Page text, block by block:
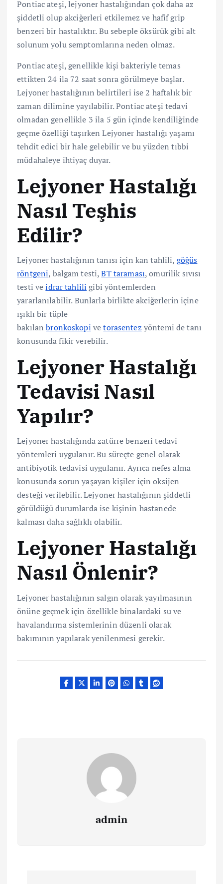
Pontiac ateşi, lejyoner hastalığından çok daha az
şiddetli olup akciğerleri etkilemez ve hafif grip
benzeri bir hastalıktır. Bu sebeple öksürük gibi alt
solunum yolu semptomlarına neden olmaz.
Pontiac ateşi, genellikle kişi bakteriyle temas
ettikten 24 ila 72 saat sonra görülmeye başlar.
Lejyoner hastalığının belirtileri ise 2 haftalık bir
zaman dilimine yayılabilir. Pontiac ateşi tedavi
olmadan genellikle 3 ila 5 gün içinde kendiliğinde
geçme özelliği taşırken Lejyoner hastalığı yaşamı
tehdit edici bir hale gelebilir ve bu yüzden tıbbi
müdahaleye ihtiyaç duyar.
Lejyoner Hastalığı
Nasıl Teşhis
Edilir?
Lejyoner hastalığının tanısı için kan tahlili, göğüs
röntgeni, balgam testi,BT taraması, omurilik sıvısı
testi veidrar tahlili gibi yöntemlerden
yararlanılabilir. Bunlarla birlikte akciğerlerin içine
ışıklı bir tüple
bakılanbronkoskopi vetorasentez yöntemi de tanı
konusunda fikir verebilir.
Lejyoner Hastalığı
Tedavisi Nasıl
Yapılır?
Lejyoner hastalığında zatürre benzeri tedavi
yöntemleri uygulanır. Bu süreçte genel olarak
antibiyotik tedavisi uygulanır. Ayrıca nefes alma
konusunda sorun yaşayan kişiler için oksijen
desteği verilebilir. Lejyoner hastalığının şiddetli
görüldüğü durumlarda ise kişinin hastanede
kalması daha sağlıklı olabilir.
Lejyoner Hastalığı
Nasıl Önlenir?
Lejyoner hastalığının salgın olarak yayılmasının
önüne geçmek için özellikle binalardaki su ve
havalandırma sistemlerinin düzenli olarak
bakımının yapılarak yenilenmesi gerekir.
admin